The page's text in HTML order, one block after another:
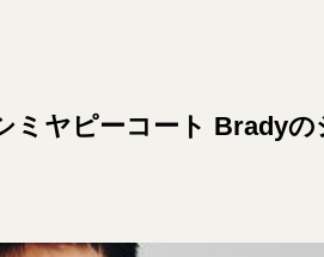
ミヤピーコート Bradyの